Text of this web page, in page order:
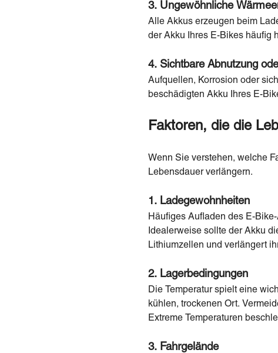
3. Ungewöhnliche
Alle Akkus erzeugen beim
der Akku Ihres E-Bikes häufig
4. Sichtbare Abnutzung
Aufquellen, Korrosion oder
beschädigten Akku Ihres E-
Faktoren, die die
Wenn Sie verstehen, welche
Lebensdauer verlängern.
1. Ladegewohnheiten
Häufiges Aufladen des E-
Idealerweise sollte der Akku
Lithiumzellen und verlängert
2. Lagerbedingungen
Die Temperatur spielt eine
kühlen, trockenen Ort.
Extreme Temperaturen
3. Fahrgelände